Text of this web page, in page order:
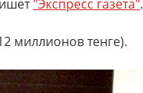
"Экспресс газета".
миллионов тенге).